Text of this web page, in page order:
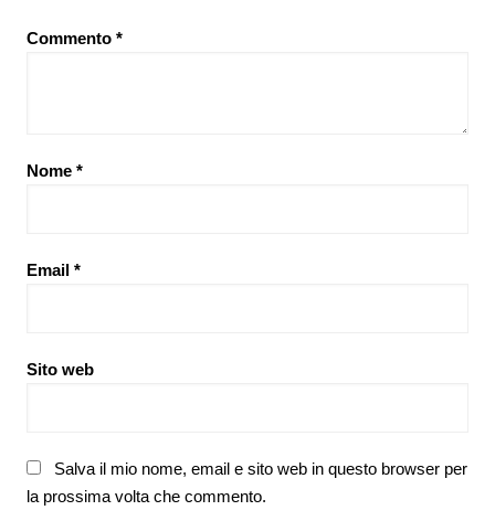
Commento *
Nome *
Email *
Sito web
Salva il mio nome, email e sito web in questo browser per
la prossima volta che commento.